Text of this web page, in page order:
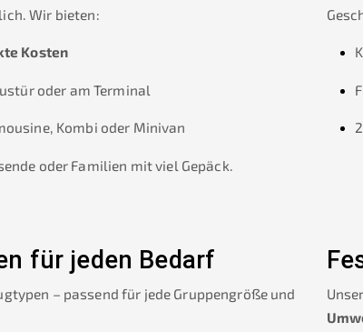
Wir bieten:
Kosten
oder am Terminal
Kombi oder Minivan
oder Familien mit viel Gepäck.
für jeden Bedarf
– passend für jede Gruppengröße und